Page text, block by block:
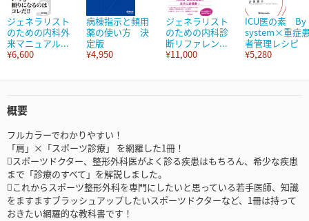
ジェネラリスト
のための内科外
来マニュアル...
¥6,600
病棟指示と頻用
薬の使い方 決
定版
¥4,950
ジェネラリスト
のための内科診
断リファレン...
¥11,000
ICU医の素 By
system×重症
者管理レシピ
¥5,280
概要
フルカラーでわかりやすい！
「肩」×「スポーツ診療」 を網羅した1冊！
スポーツドクター、整形外科医がよく診る疾患はもちろん、希少な疾患
まで「診療のすべて」を解説しました。
これからスポーツ整形外科を専門にしたいと思っている若手医師、知識
をますますブラッシュアップしたいスポーツドクターなど、1冊は持って
おきたい網羅的な教科書です！